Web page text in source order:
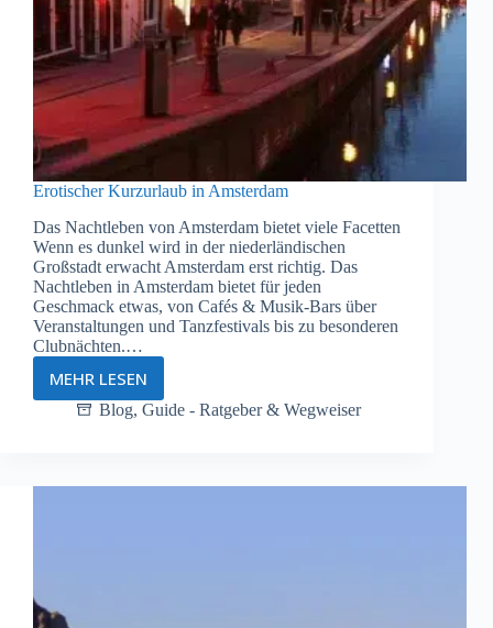
Erotischer Kurzurlaub in Amsterdam
Das Nachtleben von Amsterdam bietet viele Facetten
Wenn es dunkel wird in der niederländischen
Großstadt erwacht Amsterdam erst richtig. Das
Nachtleben in Amsterdam bietet für jeden
Geschmack etwas, von Cafés & Musik-Bars über
Veranstaltungen und Tanzfestivals bis zu besonderen
Clubnächten.…
MEHR LESEN
Erotischer
Kurzurlaub
Blog, Guide - Ratgeber & Wegweiser